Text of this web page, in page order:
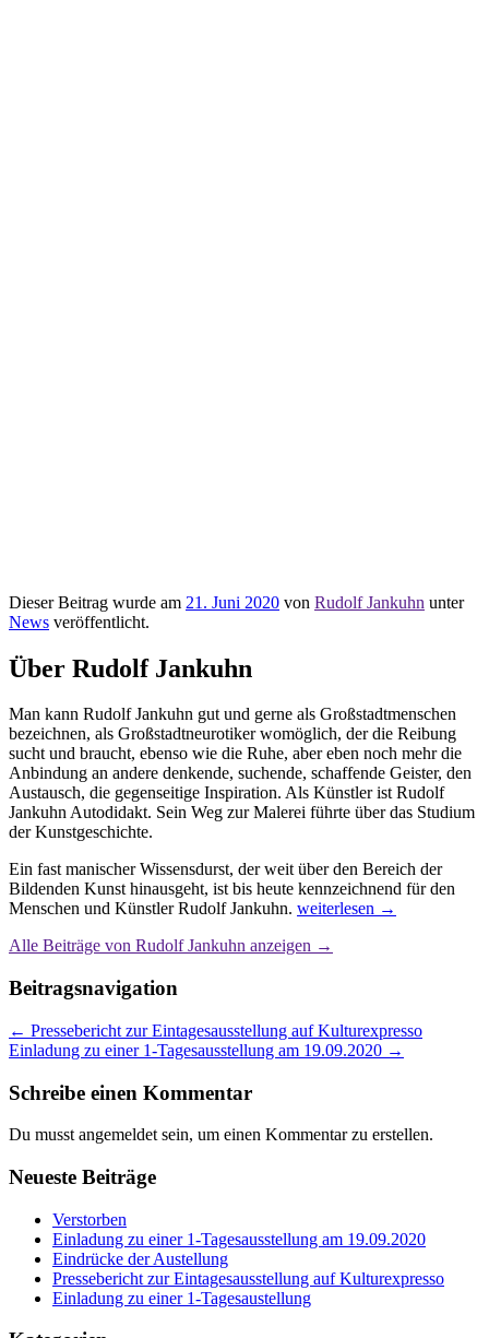
Dieser Beitrag wurde am 21. Juni 2020 von Rudolf Jankuhn unter
News veröffentlicht.
Über Rudolf Jankuhn
Man kann Rudolf Jankuhn gut und gerne als Großstadtmenschen
bezeichnen, als Großstadtneurotiker womöglich, der die Reibung
sucht und braucht, ebenso wie die Ruhe, aber eben noch mehr die
Anbindung an andere denkende, suchende, schaffende Geister, den
Austausch, die gegenseitige Inspiration. Als Künstler ist Rudolf
Jankuhn Autodidakt. Sein Weg zur Malerei führte über das Studium
der Kunstgeschichte.
Ein fast manischer Wissensdurst, der weit über den Bereich der
Bildenden Kunst hinausgeht, ist bis heute kennzeichnend für den
Menschen und Künstler Rudolf Jankuhn. weiterlesen →
Alle Beiträge von Rudolf Jankuhn anzeigen →
Beitragsnavigation
← Pressebericht zur Eintagesausstellung auf Kulturexpresso
Einladung zu einer 1-Tagesausstellung am 19.09.2020 →
Schreibe einen Kommentar
Du musst angemeldet sein, um einen Kommentar zu erstellen.
Neueste Beiträge
Verstorben
Einladung zu einer 1-Tagesausstellung am 19.09.2020
Eindrücke der Austellung
Pressebericht zur Eintagesausstellung auf Kulturexpresso
Einladung zu einer 1-Tagesaustellung